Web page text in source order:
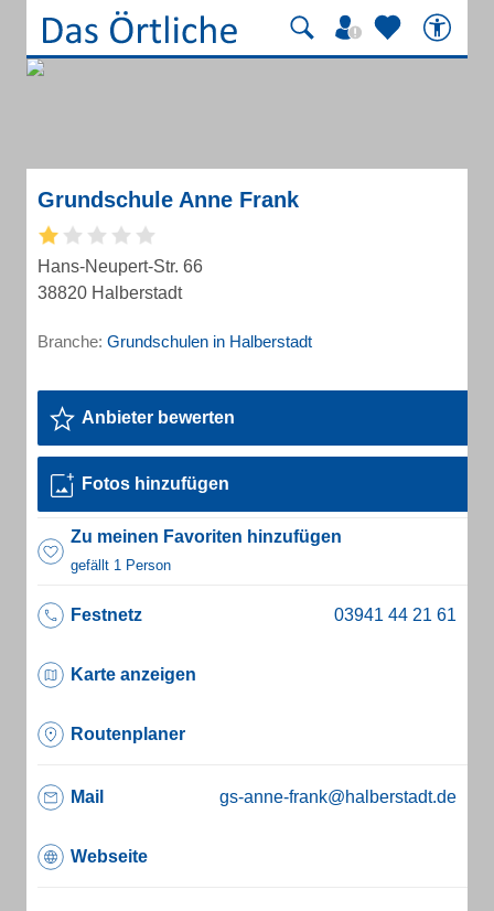
Grundschule Anne Frank
Hans-Neupert-Str. 66
38820 Halberstadt
Branche: Grundschulen in Halberstadt
Anbieter bewerten
Fotos hinzufügen
Zu meinen Favoriten hinzufügen
gefällt 1 Person
Festnetz
Karte anzeigen
Routenplaner
Mail gs-anne-frank@halberstadt.de
Webseite